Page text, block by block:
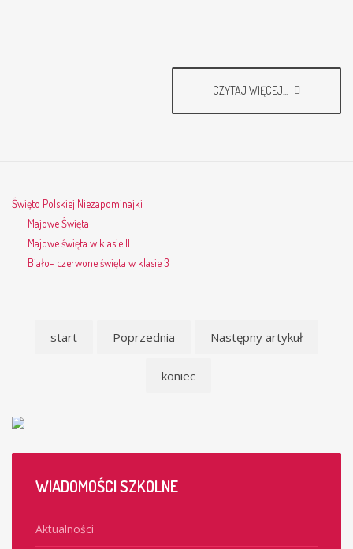
CZYTAJ WIĘCEJ...
Święto Polskiej Niezapominajki
Majowe Święta
Majowe święta w klasie II
Biało- czerwone święta w klasie 3
start Poprzednia Następny artykuł
koniec
WIADOMOŚCISZKOLNE
Aktualności